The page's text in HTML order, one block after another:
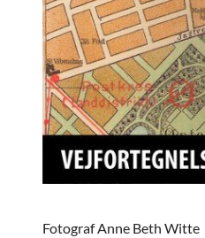
Fotograf Anne Beth Witte